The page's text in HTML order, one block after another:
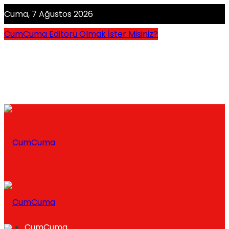
Cuma, 7 Ağustos 2026
CumCuma Editörü Olmak İster Misiniz?